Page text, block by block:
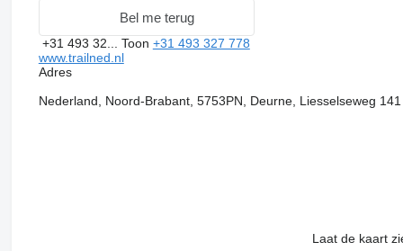
Bel me terug
+31 493 32... Toon +31 493 327 778
www.trailned.nl
Adres
Nederland, Noord-Brabant, 5753PN, Deurne, Liesselseweg 141
Laat de kaart